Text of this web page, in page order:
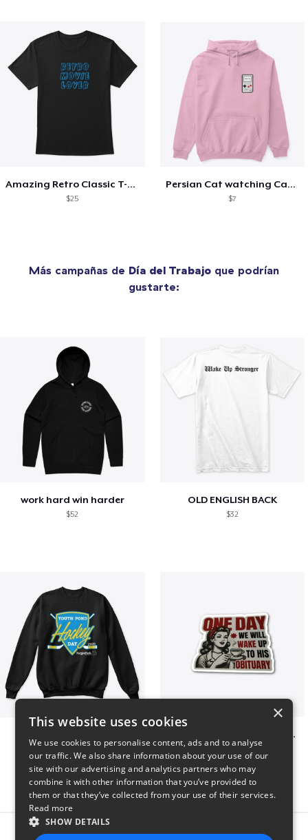
Amazing Retro Classic T-Shirt
$25
Persian Cat watching Cats TV
$7
Más campañas de Día del Trabajo que podrían
gustarte:
work hard win harder
$52
OLD ENGLISH BACK
$32
$33
ONE DAY WE WILL WAKE UP TO HIS OBITUARY
$10
Report this product
×
This website uses cookies
We use cookies to personalise content, ads and to analyse
our traffic. We also share information about your use of our
site with our advertising and analytics partners who may
combine it with other information that you’ve provided to
them or that they’ve collected from your use of their services.
Read more
SHOW DETAILS